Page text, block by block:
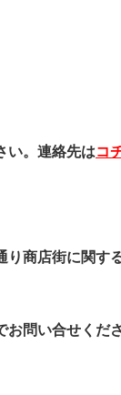
い。連絡先はコ
り商店街に関す
お問い合せくだ